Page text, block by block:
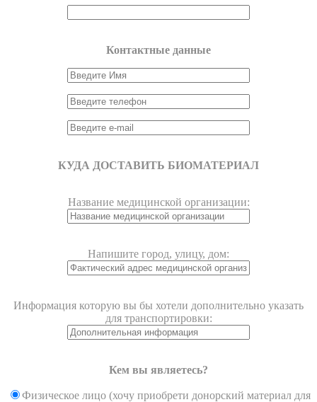
Контактные данные
КУДА ДОСТАВИТЬ БИОМАТЕРИАЛ
Название медицинской организации:
Напишите город, улицу, дом:
Информация которую вы бы хотели дополнительно указать
для транспортировки:
Кем вы являетесь?
Физическое лицо (хочу приобрети донорский материал для